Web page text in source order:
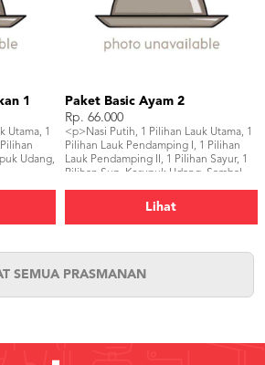
1
Utama, 1
Udang,
Paket Basic Ayam 2
Rp. 66.000
<p>Nasi Putih, 1 Pilihan Lauk Utama, 1
Pilihan Lauk Pendamping I, 1 Pilihan
Lauk Pendamping II, 1 Pilihan Sayur, 1
Pilihan Sup, Kerupuk Udang, Sambal,
Lihat
SEMUA PRASMANAN